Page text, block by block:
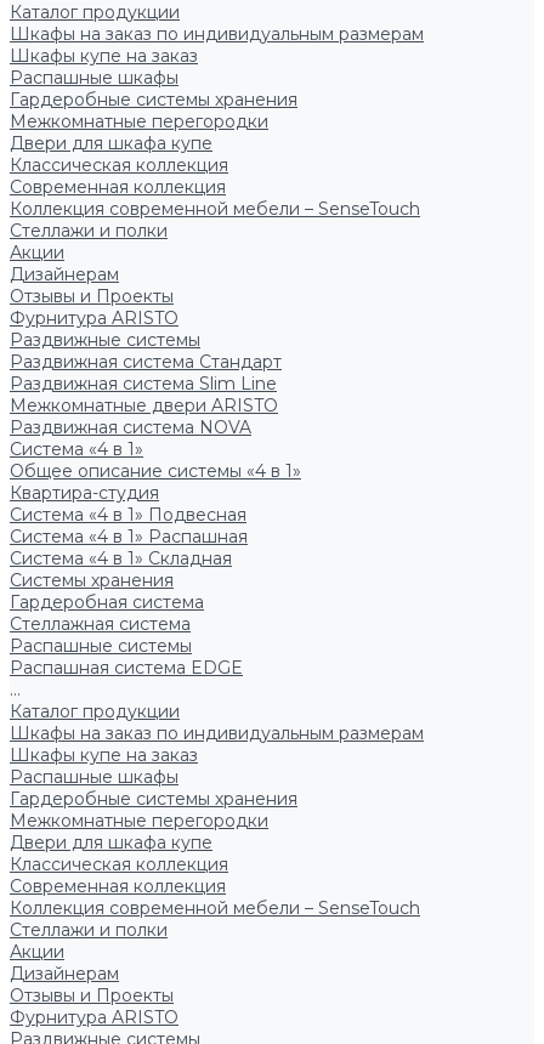
Каталог продукции
Шкафы на заказ по индивидуальным размерам
Шкафы купе на заказ
Распашные шкафы
Гардеробные системы хранения
Межкомнатные перегородки
Двери для шкафа купе
Классическая коллекция
Современная коллекция
Коллекция современной мебели – SenseTouch
Стеллажи и полки
Акции
Дизайнерам
Отзывы и Проекты
Фурнитура ARISTO
Раздвижные системы
Раздвижная система Стандарт
Раздвижная система Slim Line
Межкомнатные двери ARISTO
Раздвижная система NOVA
Система «4 в 1»
Общее описание системы «4 в 1»
Квартира-студия
Система «4 в 1» Подвесная
Система «4 в 1» Распашная
Система «4 в 1» Складная
Системы хранения
Гардеробная система
Стеллажная система
Распашные системы
Распашная система EDGE
...
Каталог продукции
Шкафы на заказ по индивидуальным размерам
Шкафы купе на заказ
Распашные шкафы
Гардеробные системы хранения
Межкомнатные перегородки
Двери для шкафа купе
Классическая коллекция
Современная коллекция
Коллекция современной мебели – SenseTouch
Стеллажи и полки
Акции
Дизайнерам
Отзывы и Проекты
Фурнитура ARISTO
Раздвижные системы